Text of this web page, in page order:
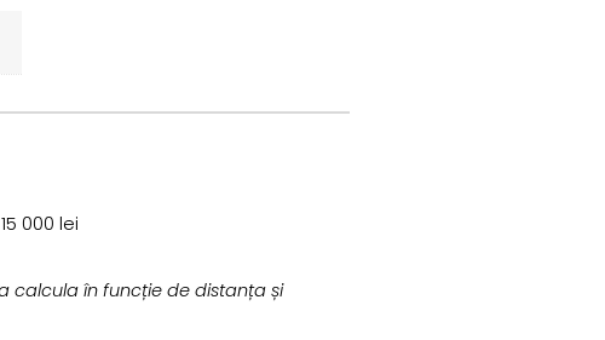
000 lei
calcula în funcție de distanța și